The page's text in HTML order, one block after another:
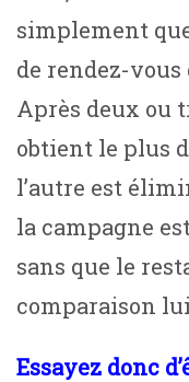
simplement
de rendez-vous
Après deux ou
obtient le plus
l’autre est
la campagne
sans que le
comparaison
Essayez donc